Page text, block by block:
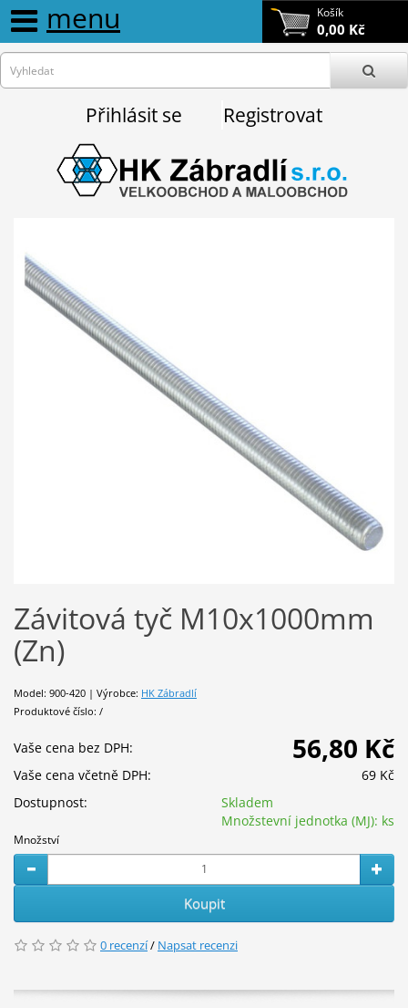
Košík
0,00 Kč
menu
Přihlásit se Registrovat
Závitová tyč M10x1000mm
(Zn)
Model: 900-420 | Výrobce: HK Zábradlí
Produktové číslo: /
Vaše cena bez DPH: 56,80 Kč
Vaše cena včetně DPH:
69 Kč
Dostupnost:
Skladem
Množstevní jednotka (MJ): ks
Množství
Koupit
0 recenzí/ Napsat recenzi